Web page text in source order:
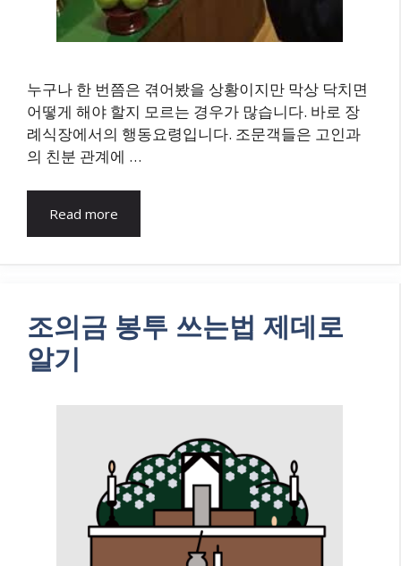
누구나 한 번쯤은 겪어봤을 상황이지만 막상 닥치면
어떻게 해야 할지 모르는 경우가 많습니다. 바로 장
례식장에서의 행동요령입니다. 조문객들은 고인과
의 친분 관계에 …
Read more
조의금 봉투 쓰는법 제데로
알기